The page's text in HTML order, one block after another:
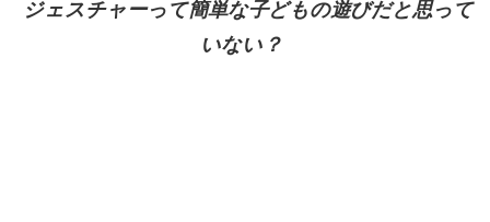
ジェスチャーって簡単な子どもの遊びだと思って
いない？